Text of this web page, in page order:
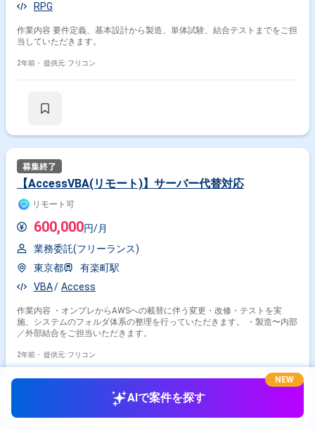
RPG
作業内容 要件定義、基本設計から製造、単体試験、結合テストまでをご担
当していただきます。
2年前・ 提供元: フリコン
【AccessVBA(リモート)】サーバー代替対応
リモート可
600,000円/月
業務委託(フリーランス)
東京都
有楽町駅
VBA
Access
作業内容 ・オンプレからAWSへの載替に伴う変更・改修・テストを実
施、システムのフォルダ体系の整理を行っていただきます。 ・製造〜内部
／外部結合をご担当いただきます。
2年前・ 提供元: フリコン
AIで案件を探す
NEW